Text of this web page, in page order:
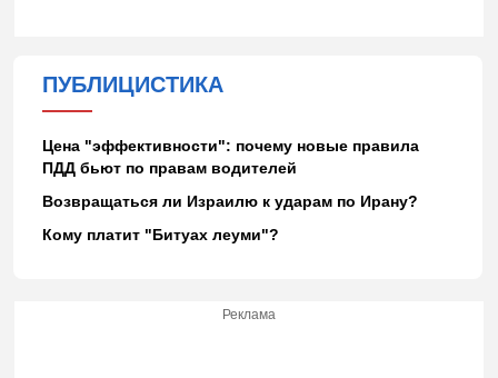
ПУБЛИЦИСТИКА
Цена "эффективности": почему новые правила
ПДД бьют по правам водителей
Возвращаться ли Израилю к ударам по Ирану?
Кому платит "Битуах леуми"?
Реклама